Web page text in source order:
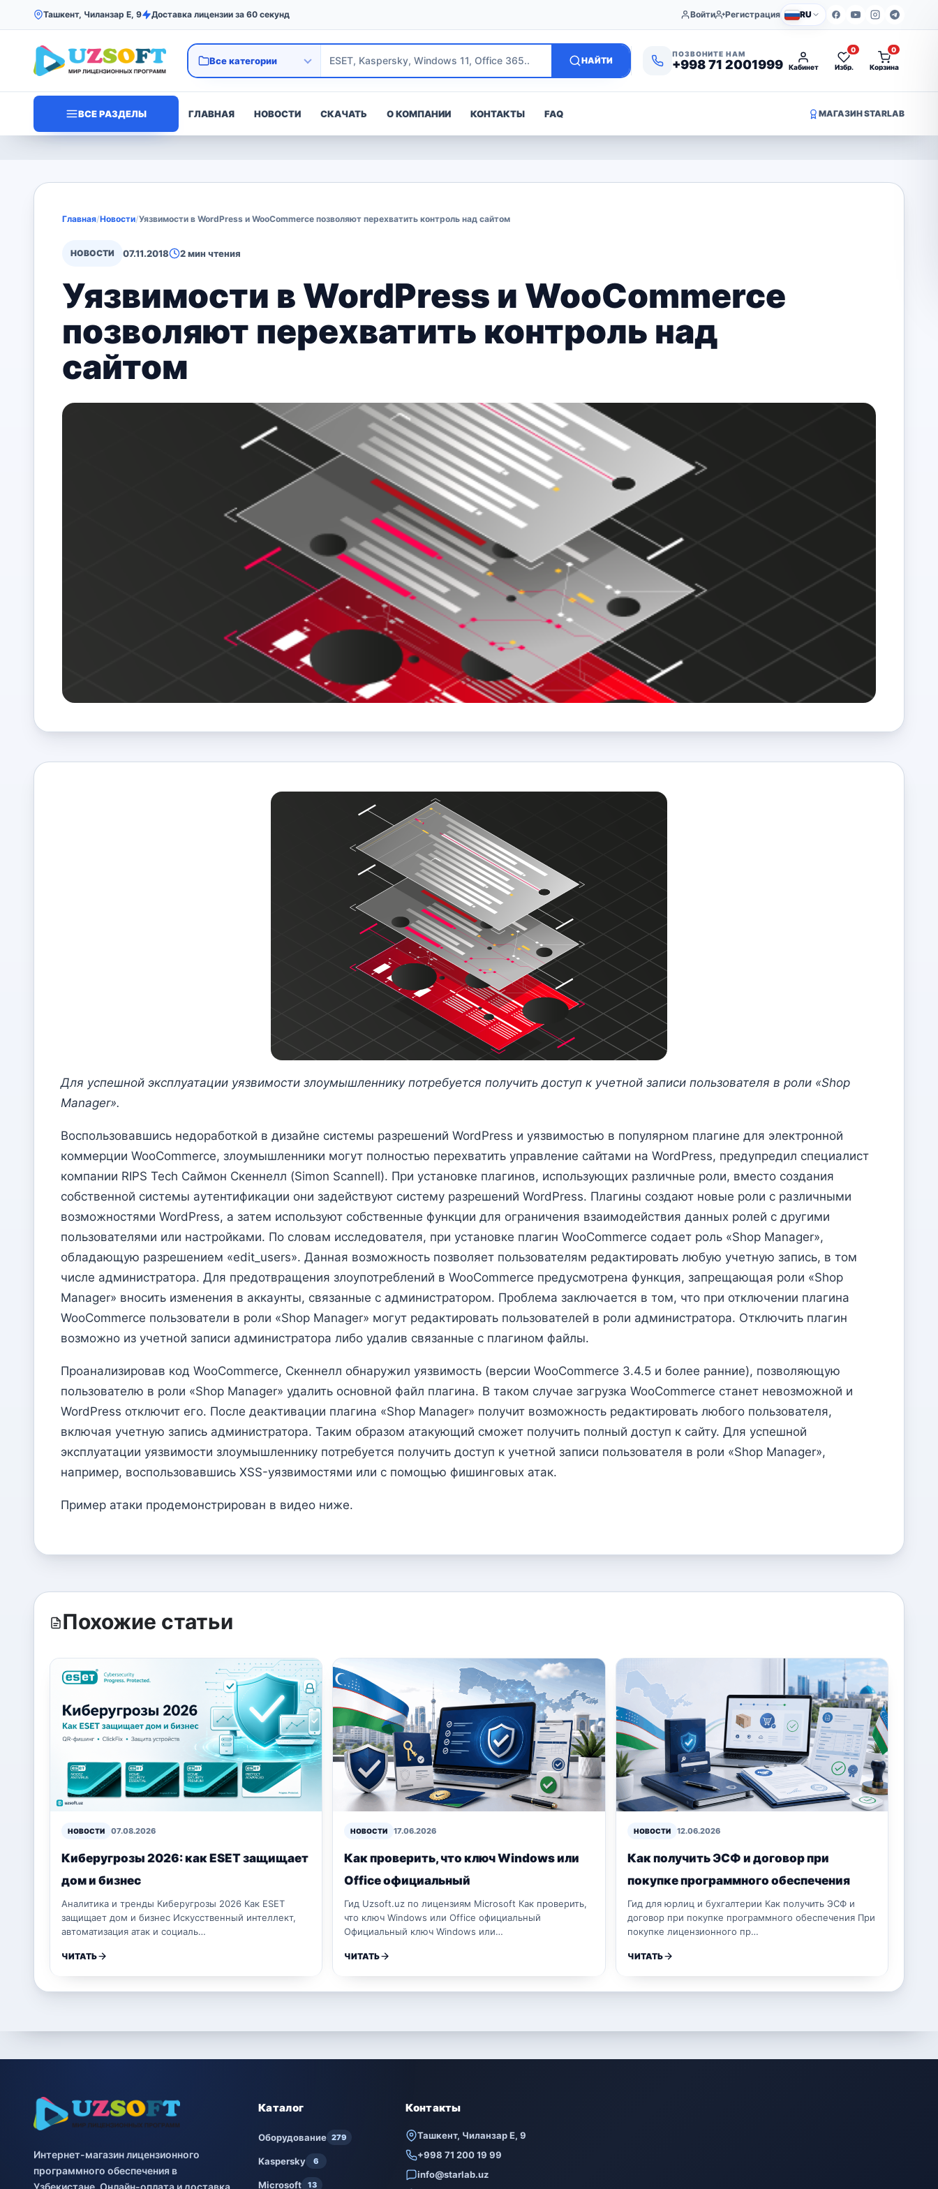
Ташкент, Чиланзар Е, 9 Доставка лицензии за 60 секунд Войти Регистрация RU
НАЙТИ
ПОЗВОНИТЕ НАМ
+998 71 2001999 Кабинет Избр.
0
Корзина
0
ВСЕ РАЗДЕЛЫ ГЛАВНАЯ НОВОСТИ СКАЧАТЬ О КОМПАНИИ КОНТАКТЫ FAQ МАГАЗИН STARLAB
Главная/Новости/Уязвимости в WordPress и WooCommerce позволяют перехватить контроль над сайтом
НОВОСТИ 07.11.2018 2 мин чтения
Уязвимости в WordPress и WooCommerce
позволяют перехватить контроль над
сайтом
Для успешной эксплуатации уязвимости злоумышленнику потребуется получить доступ к учетной записи пользователя в роли «Shop
Manager».
Воспользовавшись недоработкой в дизайне системы разрешений WordPress и уязвимостью в популярном плагине для электронной
коммерции WooCommerce, злоумышленники могут полностью перехватить управление сайтами на WordPress, предупредил специалист
компании RIPS Tech Саймон Скеннелл (Simon Scannell). При установке плагинов, использующих различные роли, вместо создания
собственной системы аутентификации они задействуют систему разрешений WordPress. Плагины создают новые роли с различными
возможностями WordPress, а затем используют собственные функции для ограничения взаимодействия данных ролей с другими
пользователями или настройками. По словам исследователя, при установке плагин WooCommerce содает роль «Shop Manager»,
обладающую разрешением «edit_users». Данная возможность позволяет пользователям редактировать любую учетную запись, в том
числе администратора. Для предотвращения злоупотреблений в WooCommerce предусмотрена функция, запрещающая роли «Shop
Manager» вносить изменения в аккаунты, связанные с администратором. Проблема заключается в том, что при отключении плагина
WooCommerce пользователи в роли «Shop Manager» могут редактировать пользователей в роли администратора. Отключить плагин
возможно из учетной записи администратора либо удалив связанные с плагином файлы.
Проанализировав код WooCommerce, Скеннелл обнаружил уязвимость (версии WooCommerce 3.4.5 и более ранние), позволяющую
пользователю в роли «Shop Manager» удалить основной файл плагина. В таком случае загрузка WooCommerce станет невозможной и
WordPress отключит его. После деактивации плагина «Shop Manager» получит возможность редактировать любого пользователя,
включая учетную запись администратора. Таким образом атакующий сможет получить полный доступ к сайту. Для успешной
эксплуатации уязвимости злоумышленнику потребуется получить доступ к учетной записи пользователя в роли «Shop Manager»,
например, воспользовавшись XSS-уязвимостями или с помощью фишинговых атак.
Пример атаки продемонстрирован в видео ниже.
Похожие статьи
НОВОСТИ 07.08.2026
Киберугрозы 2026: как ESET защищает
дом и бизнес
Аналитика и тренды Киберугрозы 2026 Как ESET
защищает дом и бизнес Искусственный интеллект,
автоматизация атак и социаль…
ЧИТАТЬ
НОВОСТИ 17.06.2026
Как проверить, что ключ Windows или
Office официальный
Гид Uzsoft.uz по лицензиям Microsoft Как проверить,
что ключ Windows или Office официальный
Официальный ключ Windows или…
ЧИТАТЬ
НОВОСТИ 12.06.2026
Как получить ЭСФ и договор при
покупке программного обеспечения
Гид для юрлиц и бухгалтерии Как получить ЭСФ и
договор при покупке программного обеспечения При
покупке лицензионного пр…
ЧИТАТЬ
Интернет-магазин лицензионного
программного обеспечения в
Каталог
Оборудование 279
Kaspersky 6
Microsoft 13
Контакты
Ташкент, Чиланзар Е, 9
+998 71 200 19 99
info@starlab.uz